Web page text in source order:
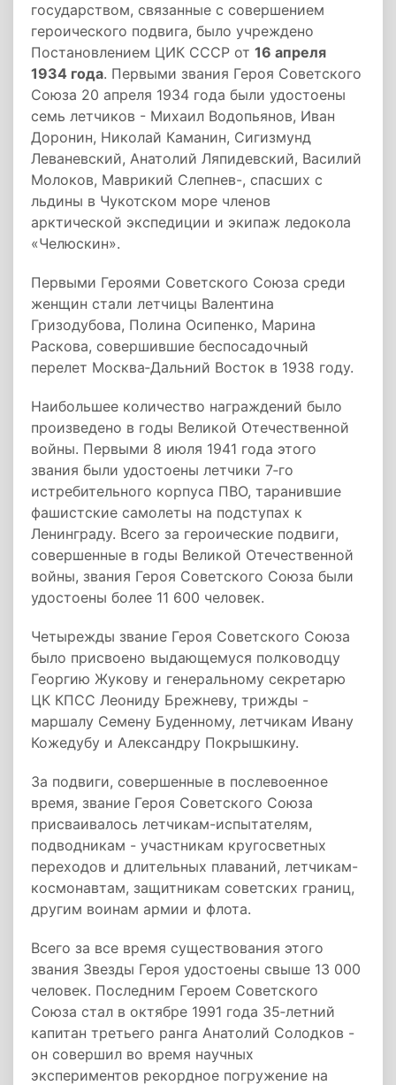
государством, связанные с совершением
героического подвига, было учреждено
Постановлением ЦИК СССР от 16 апреля
1934 года. Первыми звания Героя Советского
Союза 20 апреля 1934 года были удостоены
семь летчиков - Михаил Водопьянов, Иван
Доронин, Николай Каманин, Сигизмунд
Леваневский, Анатолий Ляпидевский, Василий
Молоков, Маврикий Слепнев-, спасших с
льдины в Чукотском море членов
арктической экспедиции и экипаж ледокола
«Челюскин».
Первыми Героями Советского Союза среди
женщин стали летчицы Валентина
Гризодубова, Полина Осипенко, Марина
Раскова, совершившие беспосадочный
перелет Москва‑Дальний Восток в 1938 году.
Наибольшее количество награждений было
произведено в годы Великой Отечественной
войны. Первыми 8 июля 1941 года этого
звания были удостоены летчики 7‑го
истребительного корпуса ПВО, таранившие
фашистские самолеты на подступах к
Ленинграду. Всего за героические подвиги,
совершенные в годы Великой Отечественной
войны, звания Героя Советского Союза были
удостоены более 11 600 человек.
Четырежды звание Героя Советского Союза
было присвоено выдающемуся полководцу
Георгию Жукову и генеральному секретарю
ЦК КПСС Леониду Брежневу, трижды -
маршалу Семену Буденному, летчикам Ивану
Кожедубу и Александру Покрышкину.
За подвиги, совершенные в послевоенное
время, звание Героя Советского Союза
присваивалось летчикам-испытателям,
подводникам - участникам кругосветных
переходов и длительных плаваний, летчикам-
космонавтам, защитникам советских границ,
другим воинам армии и флота.
Всего за все время существования этого
звания Звезды Героя удостоены свыше 13 000
человек. Последним Героем Советского
Союза стал в октябре 1991 года 35‑летний
капитан третьего ранга Анатолий Солодков -
он совершил во время научных
экспериментов рекордное погружение на